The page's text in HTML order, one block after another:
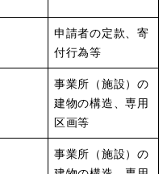
申請者の定款、寄
付行為等
事業所（施設）の
建物の構造、専用
区画等
事業所（施設）の